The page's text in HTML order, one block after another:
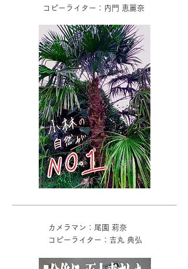
コピーライター：内門 恵麗奈
カメラマン：尾園 莉奈
コピーライター：吉丸 典弘